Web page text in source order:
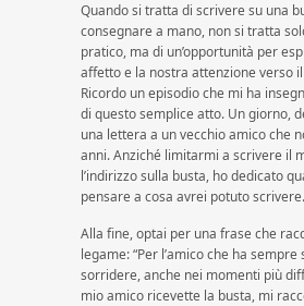
Quando si tratta di scrivere su una
consegnare a mano, non si tratta
pratico, ma di un’opportunità per
affetto e la nostra attenzione verso
Ricordo un episodio che mi ha
di questo semplice atto. Un giorno,
una lettera a un vecchio amico che
anni. Anziché limitarmi a scrivere il
l’indirizzo sulla busta, ho dedicato
pensare a cosa avrei potuto scrivere.
Alla fine, optai per una frase che
legame: “Per l’amico che ha
sorridere, anche nei momenti più
mio amico ricevette la busta, mi